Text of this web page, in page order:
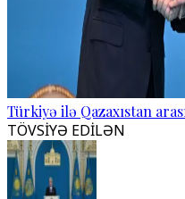
Türkiyə ilə Qazaxıstan
TÖVSİYƏ EDİLƏN